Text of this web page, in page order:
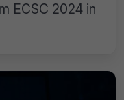
ECSC 2024 in